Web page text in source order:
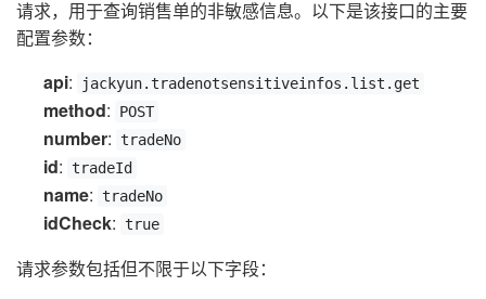
请求，用于查询销售单的非敏感信息。以下是该接口的主要
配置参数：
api: jackyun.tradenotsensitiveinfos.list.get
method: POST
number: tradeNo
id: tradeId
name: tradeNo
idCheck: true
请求参数包括但不限于以下字段：